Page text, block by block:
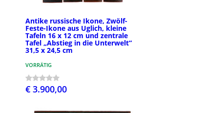
Antike russische Ikone, Zwölf-
Feste-Ikone aus Uglich, kleine
Tafeln 16 x 12 cm und zentrale
Tafel „Abstieg in die Unterwelt“
31,5 x 24,5 cm
VORRÄTIG
€ 3.900,00